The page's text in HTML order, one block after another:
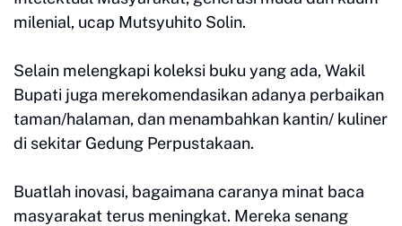
milenial, ucap Mutsyuhito Solin.
Selain melengkapi koleksi buku yang ada, Wakil
Bupati juga merekomendasikan adanya perbaikan
taman/halaman, dan menambahkan kantin/ kuliner
di sekitar Gedung Perpustakaan.
Buatlah inovasi, bagaimana caranya minat baca
masyarakat terus meningkat. Mereka senang